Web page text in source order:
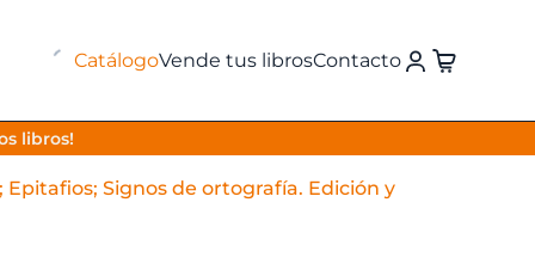
CatálogoVende tus librosContacto
libros!
Signos de ortografía. Edición y